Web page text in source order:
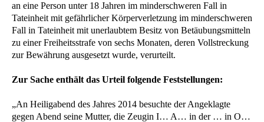
an eine Person unter 18 Jahren im minderschweren Fall in
Tateinheit mit gefährlicher Körperverletzung im minderschweren
Fall in Tateinheit mit unerlaubtem Besitz von Betäubungsmitteln
zu einer Freiheitsstrafe von sechs Monaten, deren Vollstreckung
zur Bewährung ausgesetzt wurde, verurteilt.
Zur Sache enthält das Urteil folgende Feststellungen:
„An Heiligabend des Jahres 2014 besuchte der Angeklagte
gegen Abend seine Mutter, die Zeugin I… A… in der … in O…